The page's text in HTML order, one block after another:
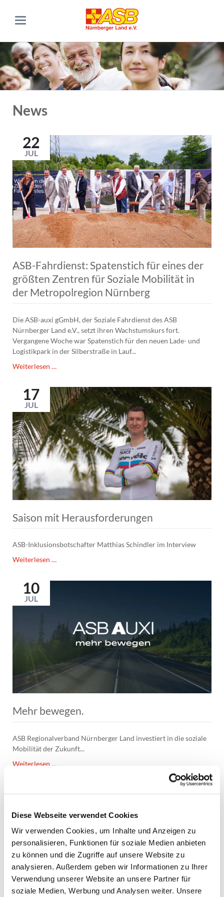
Diese Webseite verwendet Cookies
Wir verwenden Cookies, um Inhalte und Anzeigen zu
personalisieren, Funktionen für soziale Medien anbieten
zu können und die Zugriffe auf unsere Website zu
analysieren. Außerdem geben wir Informationen zu Ihrer
Verwendung unserer Website an unsere Partner für
soziale Medien, Werbung und Analysen weiter. Unsere
News
22
JUL
ASB-Fahrdienst: Spatenstich für eines der
größten Zentren für Soziale Mobilität in
der Metropolregion Nürnberg
Die ASB-auxi gGmbH, der Soziale Fahrdienst des ASB
Nürnberger Land e.V., setzt ihren Wachstumskurs fort.
Vergangene Woche war Spatenstich für den neuen Lade- und
Logistikpark in der Silberstraße in Lauf...
Weiterlesen …
Spatenstich
für
eines
der
größten
Zentren
für
Soziale
Mobilität
der
Metropolregion
Nürnberg
17
JUL
Saison mit Herausforderungen
ASB-Inklusionsbotschafter Matthias Schindler im Interview
Weiterlesen …
Herausforderungen
10
JUL
Mehr bewegen.
ASB Regionalverband Nürnberger Land investiert in die soziale
Mobilität der Zukunft...
Weiterlesen …
25